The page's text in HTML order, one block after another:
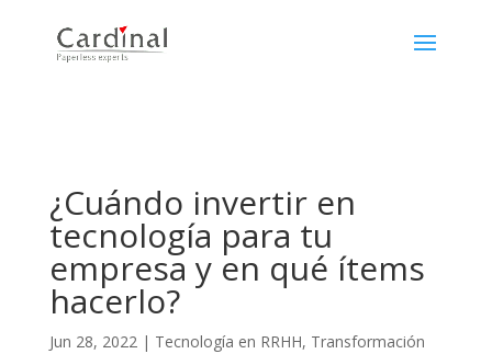
¿Cuándo invertir en
tecnología para tu
empresa y en qué ítems
hacerlo?
Jun 28, 2022| Tecnología en RRHH, Transformación